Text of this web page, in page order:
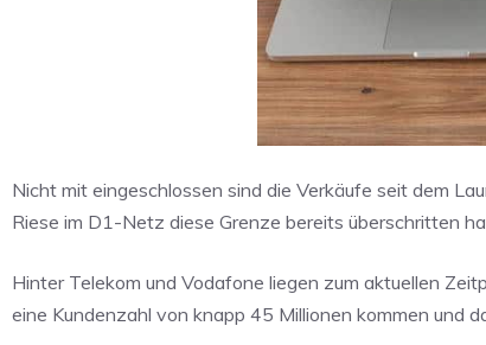
Nicht mit eingeschlossen sind die Verkäufe seit dem
Riese im D1-Netz diese Grenze bereits überschritten
Hinter Telekom und Vodafone liegen zum aktuellen
eine Kundenzahl von knapp 45 Millionen kommen und